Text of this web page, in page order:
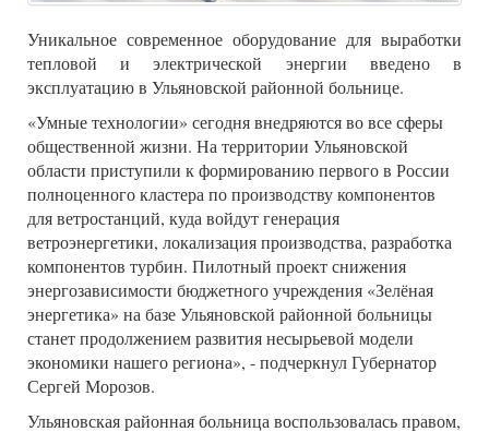
Уникальное современное оборудование для выработки
тепловой и электрической энергии введено в
эксплуатацию в Ульяновской районной больнице.
«Умные технологии» сегодня внедряются во все сферы
общественной жизни. На территории Ульяновской
области приступили к формированию первого в России
полноценного кластера по производству компонентов
для ветростанций, куда войдут генерация
ветроэнергетики, локализация производства, разработка
компонентов турбин. Пилотный проект снижения
энергозависимости бюджетного учреждения «Зелёная
энергетика» на базе Ульяновской районной больницы
станет продолжением развития несырьевой модели
экономики нашего региона», - подчеркнул Губернатор
Сергей Морозов.
Ульяновская районная больница воспользовалась правом,